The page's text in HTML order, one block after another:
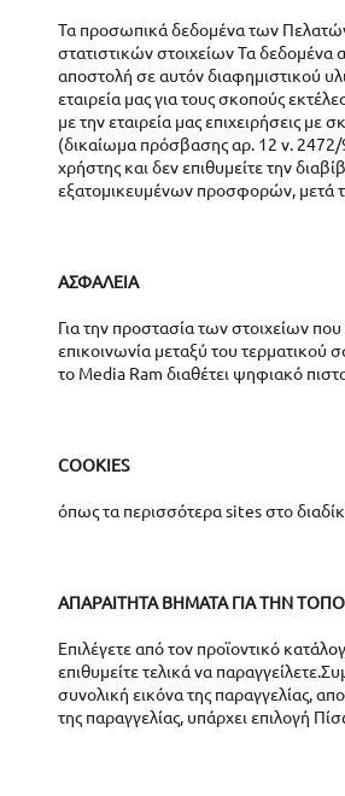
Τα προσωπικά δεδομένα των Πελατών
στατιστικών στοιχείων Τα δεδομένα
αποστολή σε αυτόν διαφημιστικού
εταιρεία μας για τους σκοπούς
με την εταιρεία μας επιχειρήσεις
(δικαίωμα πρόσβασης αρ. 12 ν. 2472/
χρήστης και δεν επιθυμείτε την
εξατομικευμένων προσφορών, μετά
ΑΣΦΑΛΕΙΑ
Για την προστασία των στοιχείων
επικοινωνία μεταξύ του τερματικού
το Media Ram διαθέτει ψηφιακό
COOKIES
όπως τα περισσότερα sites στο
ΑΠΑΡΑΙΤΗΤΑ ΒΗΜΑΤΑ ΓΙΑ ΤΗΝ
Επιλέγετε από τον προϊοντικό
επιθυμείτε τελικά να
συνολική εικόνα της παραγγελίας,
της παραγγελίας, υπάρχει επιλογή